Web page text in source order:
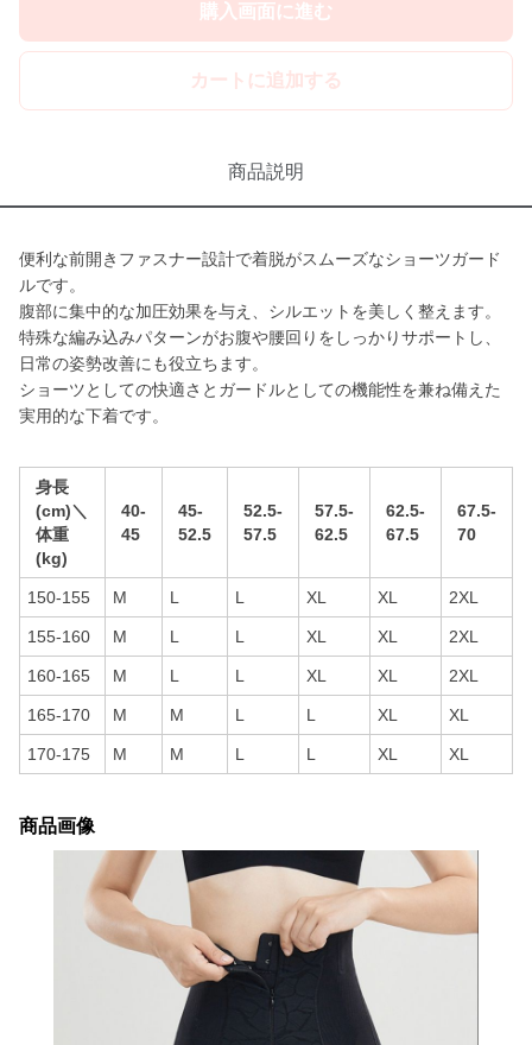
購入画面に進む
カートに追加する
商品説明
便利な前開きファスナー設計で着脱がスムーズなショーツガード
ルです。
腹部に集中的な加圧効果を与え、シルエットを美しく整えます。
特殊な編み込みパターンがお腹や腰回りをしっかりサポートし、
日常の姿勢改善にも役立ちます。
ショーツとしての快適さとガードルとしての機能性を兼ね備えた
実用的な下着です。
身長
(cm)＼
体重
(kg)
40-
45
45-
52.5
52.5-
57.5
57.5-
62.5
62.5-
67.5
67.5-
70
150-155 M L L XL XL 2XL
155-160 M L L XL XL 2XL
160-165 M L L XL XL 2XL
165-170 M M L L XL XL
170-175 M M L L XL XL
商品画像